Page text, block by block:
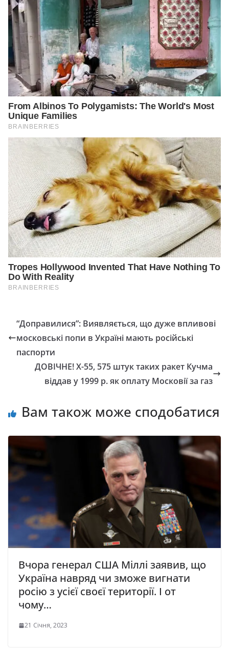
“Доправилися”: Виявляється, що дуже впливові
московські попи в Україні мають російські
паспорти
ДОВІЧНЕ! Х-55, 575 штук таких ракет Кучма
віддав у 1999 р. як оплату Московії за газ
Вам також може сподобатися
Вчора генерал США Міллі заявив, що
Україна навряд чи зможе вигнати
росію з усієї своєї території. І от
чому…
21 Січня, 2023